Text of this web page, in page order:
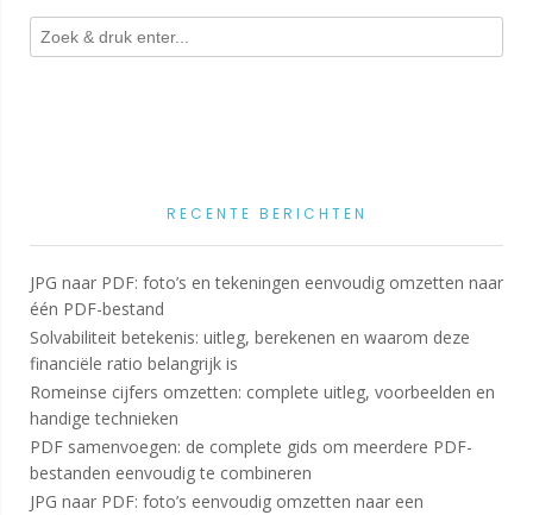
RECENTE BERICHTEN
JPG naar PDF: foto’s en tekeningen eenvoudig omzetten naar
één PDF-bestand
Solvabiliteit betekenis: uitleg, berekenen en waarom deze
financiële ratio belangrijk is
Romeinse cijfers omzetten: complete uitleg, voorbeelden en
handige technieken
PDF samenvoegen: de complete gids om meerdere PDF-
bestanden eenvoudig te combineren
JPG naar PDF: foto’s eenvoudig omzetten naar een